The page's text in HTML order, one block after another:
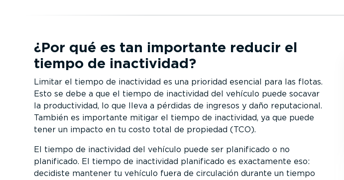
¿Por qué es tan importante reducir el
tiempo de inactividad?
Limitar el tiempo de inactividad es una prioridad esencial para las flotas.
Esto se debe a que el tiempo de inactividad del vehículo puede socavar
la produc­ti­vidad, lo que lleva a pérdidas de ingresos y daño reputacional.
También es importante mitigar el tiempo de inactividad, ya que puede
tener un impacto en tu costo total de propiedad (TCO).
El tiempo de inactividad del vehículo puede ser planificado o no
planificado. El tiempo de inactividad planificado es exactamente eso:
decidiste mantener tu vehículo fuera de circulación durante un tiempo